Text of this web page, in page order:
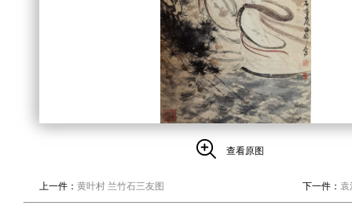
查看原图
上一件： 黄叶村 兰竹石三友图 下一件： 袁